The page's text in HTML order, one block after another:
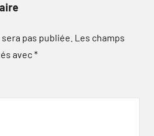
pas publiée. Les champs
avec*